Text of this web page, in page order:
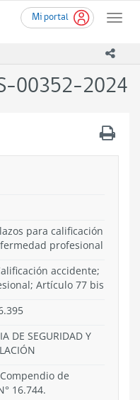
Mi portal
Toggle
00352-2024
para calificación
profesional
accidente;
Artículo 77 bis
DE SEGURIDAD Y
de
16.744.